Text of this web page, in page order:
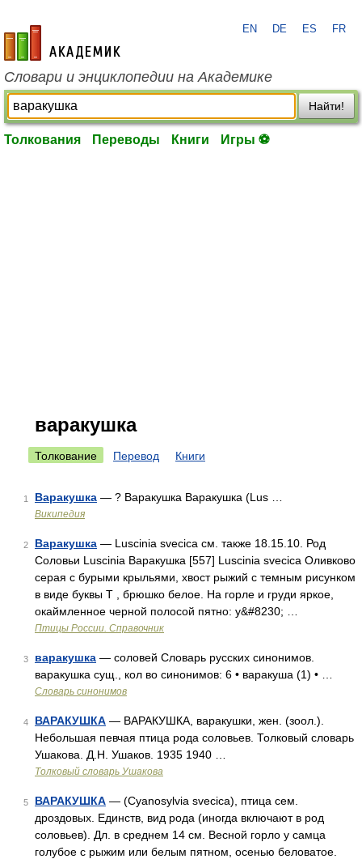
academic.ru
EN DE ES FR
Словари и энциклопедии на Академике
Найти!
Толкования Переводы Книги Игры ⚽
варакушка
Толкование Перевод Книги
1 Варакушка — ? Варакушка Варакушка (Lus …
Википедия
2 Варакушка — Luscinia svecica см. также 18.15.10. Род
Соловьи Luscinia Варакушка [557] Luscinia svecica Оливково
серая с бурыми крыльями, хвост рыжий с темным рисунком
в виде буквы Т , брюшко белое. На горле и груди яркое,
окаймленное черной полосой пятно: у&#8230; …
Птицы России. Справочник
3 варакушка — соловей Словарь русских синонимов.
варакушка сущ., кол во синонимов: 6 • варакуша (1) • …
Словарь синонимов
4 ВАРАКУШКА — ВАРАКУШКА, варакушки, жен. (зоол.).
Небольшая певчая птица рода соловьев. Толковый словарь
Ушакова. Д.Н. Ушаков. 1935 1940 …
Толковый словарь Ушакова
5 ВАРАКУШКА — (Cyanosylvia svecica), птица сем.
дроздовых. Единств, вид рода (иногда включают в род
соловьев). Дл. в среднем 14 см. Весной горло у самца
голубое с рыжим или белым пятном, осенью беловатое.